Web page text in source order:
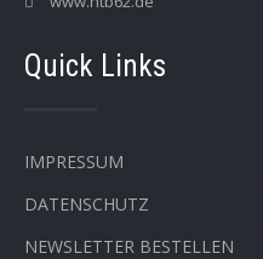
Quick Links
IMPRESSUM
DATENSCHUTZ
NEWSLETTER BESTELLEN